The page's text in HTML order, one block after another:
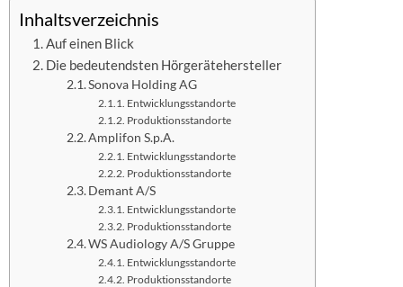
Inhaltsverzeichnis
Auf einen Blick
Die bedeutendsten Hörgerätehersteller
Sonova Holding AG
Entwicklungsstandorte
Produktionsstandorte
Amplifon S.p.A.
Entwicklungsstandorte
Produktionsstandorte
Demant A/S
Entwicklungsstandorte
Produktionsstandorte
WS Audiology A/S Gruppe
Entwicklungsstandorte
Produktionsstandorte